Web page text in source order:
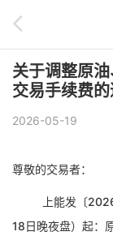
关于调整原
交易手续费的
2026-05-19
尊敬的交易者：
上能发〔
18日晚夜盘）起：